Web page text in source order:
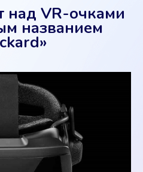
над VR-очками
названием